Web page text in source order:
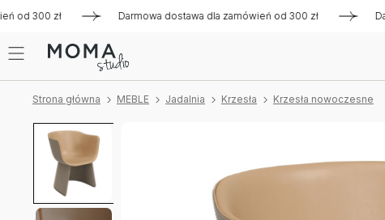
300 zł Darmowa dostawa dla zamówień od 300 zł
Strona główna MEBLE Jadalnia Krzesła Krzesła nowoczesne